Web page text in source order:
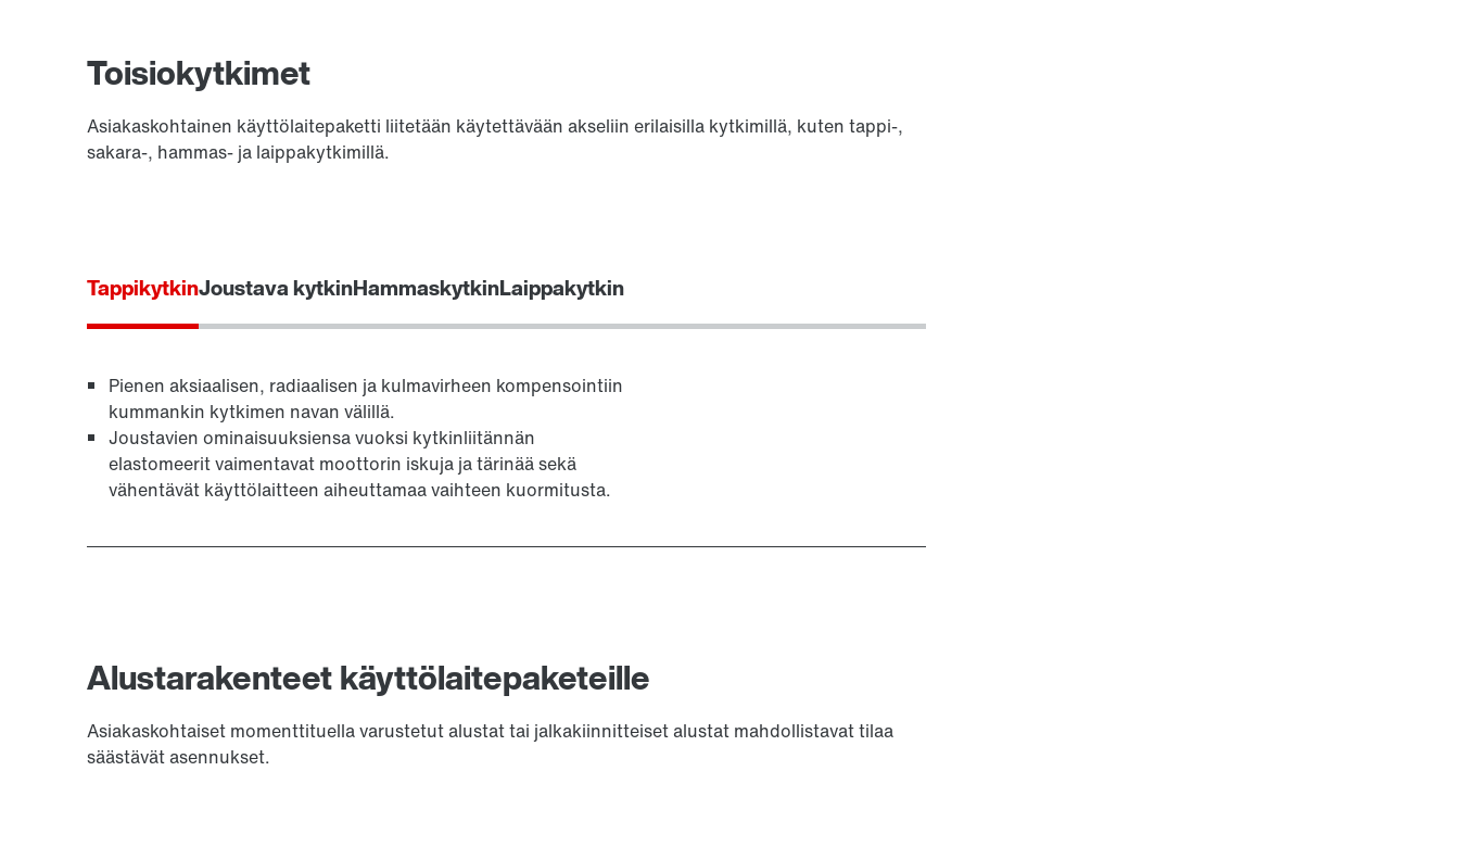
Toisiokytkimet
Asiakaskohtainen käyttölaitepaketti liitetään käytettävään akseliin erilaisilla kytkimillä, kuten tappi-,
sakara-, hammas- ja laippakytkimillä.
TappikytkinJoustava kytkinHammaskytkinLaippakytkin
Pienen aksiaalisen, radiaalisen ja kulmavirheen kompensointiin
kummankin kytkimen navan välillä.
Joustavien ominaisuuksiensa vuoksi kytkinliitännän
elastomeerit vaimentavat moottorin iskuja ja tärinää sekä
vähentävät käyttölaitteen aiheuttamaa vaihteen kuormitusta.
Alustarakenteet käyttölaitepaketeille
Asiakaskohtaiset momenttituella varustetut alustat tai jalkakiinnitteiset alustat mahdollistavat tilaa
säästävät asennukset.